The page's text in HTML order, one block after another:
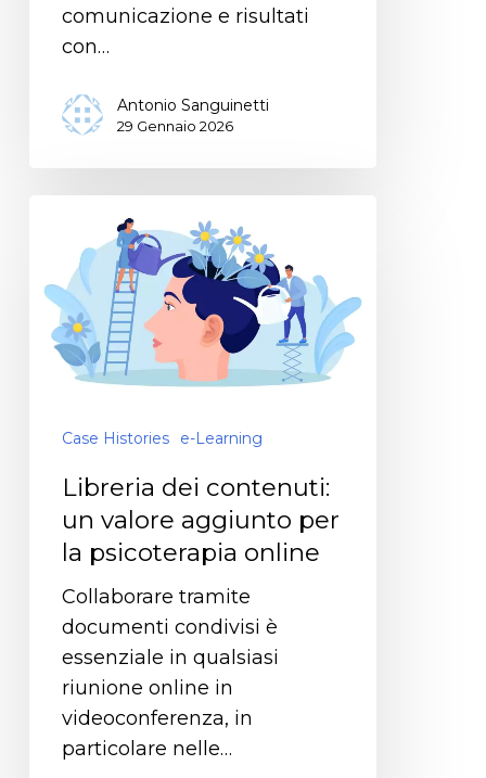
comunicazione e risultati
con…
Antonio Sanguinetti
29 Gennaio 2026
Case Histories e-Learning
Libreria dei contenuti:
un valore aggiunto per
la psicoterapia online
Collaborare tramite
documenti condivisi è
essenziale in qualsiasi
riunione online in
videoconferenza, in
particolare nelle…